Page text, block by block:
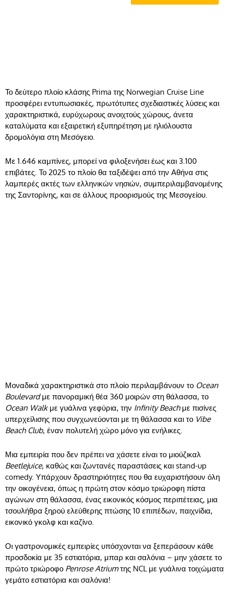
Το δεύτερο πλοίο κλάσης Prima της Norwegian Cruise Line
προσφέρει εντυπωσιακές, πρωτότυπες σχεδιαστικές λύσεις και
χαρακτηριστικά, ευρύχωρους ανοιχτούς χώρους, άνετα
καταλύματα και εξαιρετική εξυπηρέτηση με ηλιόλουστα
δρομολόγια στη Μεσόγειο.
Με 1.646 καμπίνες, μπορεί να φιλοξενήσει έως και 3.100
επιβάτες. Το 2025 το πλοίο θα ταξιδέψει από την Αθήνα στις
λαμπερές ακτές των ελληνικών νησιών, συμπεριλαμβανομένης
της Σαντορίνης, και σε άλλους προορισμούς της Μεσογείου.
Μοναδικά χαρακτηριστικά στο πλοίο περιλαμβάνουν το Ocean
Boulevardμε πανοραμική θέα 360 μοιρών στη θάλασσα, το
Ocean Walkμε γυάλινα γεφύρια, την Infinity Beachμε πισίνες
υπερχείλισης που συγχωνεύονται με τη θάλασσα και το Vibe
Beach Club, έναν πολυτελή χώρο μόνο για ενήλικες.
Μια εμπειρία που δεν πρέπει να χάσετε είναι το μιούζικαλ
Beetlejuice, καθώς και ζωντανές παραστάσεις και stand-up
comedy. Υπάρχουν δραστηριότητες που θα ευχαριστήσουν όλη
την οικογένεια, όπως η πρώτη στον κόσμο τριώροφη πίστα
αγώνων στη θάλασσα, ένας εικονικός κόσμος περιπέτειας, μια
τσουλήθρα ξηρού ελεύθερης πτώσης 10 επιπέδων, παιχνίδια,
εικονικό γκολφ και καζίνο.
Οι γαστρονομικές εμπειρίες υπόσχονται να ξεπεράσουν κάθε
προσδοκία με 35 εστιατόρια, μπαρ και σαλόνια – μην χάσετε το
πρώτο τριώροφο Penrose Atriumτης NCL με γυάλινα τοιχώματα
γεμάτο εστιατόρια και σαλόνια!